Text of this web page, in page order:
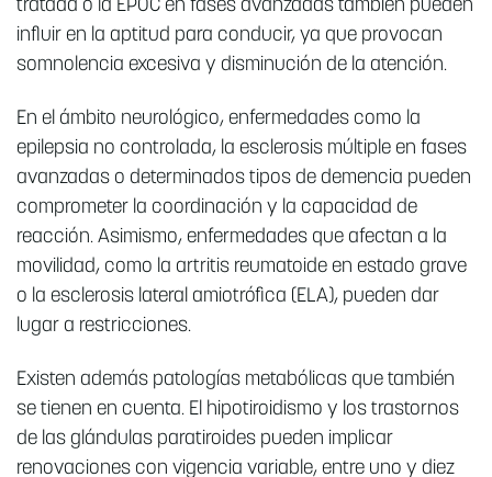
tratada o la EPOC en fases avanzadas también pueden
influir en la aptitud para conducir, ya que provocan
somnolencia excesiva y disminución de la atención.
En el ámbito neurológico, enfermedades como la
epilepsia no controlada, la esclerosis múltiple en fases
avanzadas o determinados tipos de demencia pueden
comprometer la coordinación y la capacidad de
reacción. Asimismo, enfermedades que afectan a la
movilidad, como la artritis reumatoide en estado grave
o la esclerosis lateral amiotrófica (ELA), pueden dar
lugar a restricciones.
Existen además patologías metabólicas que también
se tienen en cuenta. El hipotiroidismo y los trastornos
de las glándulas paratiroides pueden implicar
renovaciones con vigencia variable, entre uno y diez